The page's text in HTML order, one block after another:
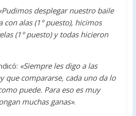
desplegar nuestro baile
con alas (1° puesto), hicimos
(1° puesto) y todas hicieron
«Siempre les digo a las
que compararse, cada uno da lo
puede. Para eso es muy
muchas ganas».